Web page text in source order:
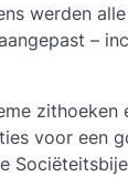
werden
–
zithoeken
voor een